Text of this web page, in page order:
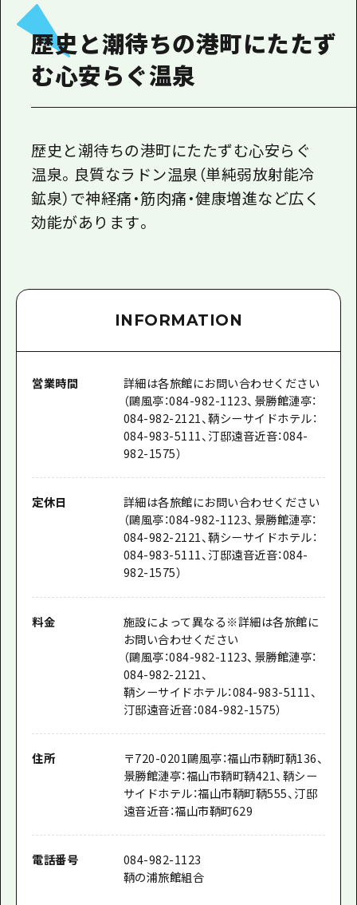
ガイドブック
広島県の魅力を動画でご紹介！
メディア掲載情報
フォトダウンロード
関連リンク
歴史と潮待ちの港町にたたず
む心安らぐ温泉
歴史と潮待ちの港町にたたずむ心安らぐ
温泉。良質なラドン温泉（単純弱放射能冷
鉱泉）で神経痛・筋肉痛・健康増進など広く
効能があります。
INFORMATION
営業時間
詳細は各旅館にお問い合わせください
（鷗風亭：084-982-1123、景勝館漣亭：
084-982-2121、鞆シーサイドホテル：
084-983-5111、汀邸遠音近音：084-
982-1575）
定休日
詳細は各旅館にお問い合わせください
（鷗風亭：084-982-1123、景勝館漣亭：
084-982-2121、鞆シーサイドホテル：
084-983-5111、汀邸遠音近音：084-
982-1575）
料金
施設によって異なる※詳細は各旅館に
お問い合わせください
（鷗風亭：084-982-1123、景勝館漣亭：
084-982-2121、
鞆シーサイドホテル：084-983-5111、
汀邸遠音近音：084-982-1575）
住所 〒720-0201鷗風亭：福山市鞆町鞆136、
景勝館漣亭：福山市鞆町鞆421、鞆シー
サイドホテル：福山市鞆町鞆555、汀邸
遠音近音：福山市鞆町629
電話番号
084-982-1123
鞆の浦旅館組合